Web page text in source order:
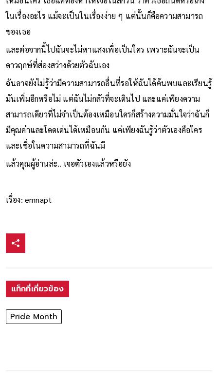
ในเรื่องอะไร แม้จะเป็นในเรื่องง่าย ๆ แต่นั้นก็คือความสามารถ
ของเธอ
และต่อจากนี้ไปฉันจะไม่หาแสงเพื่อเป็นใคร เพราะฉันจะเป็น
ดาวฤกษ์ที่ส่องสว่างด้วยตัวฉันเอง
ฉันอาจยังไม่รู้ว่ามีความสามารถอื่นที่รอให้ฉันได้ค้นพบและเรียนรู้
มันเพิ่มอีกหรือไม่ แต่ฉันไม่กลัวที่จะเดินไป และแค่เพียงความ
สามารถเดียวที่ไม่จำเป็นต้องเหมือนใครก็สร้างความมั่นใจว่าฉันก็
มีคุณค่าและโดดเด่นได้เหมือนกัน แค่เพียงฉันรู้ว่าตัวเองคือใคร
และเชื่อในความสามารถที่ฉันมี
แล้วคุณผู้อ่านล่ะ.. เจอตัวเองแล้วหรือยัง
เรื่อง: emnapt
แท็กที่เกี่ยวข้อง
Pride Month